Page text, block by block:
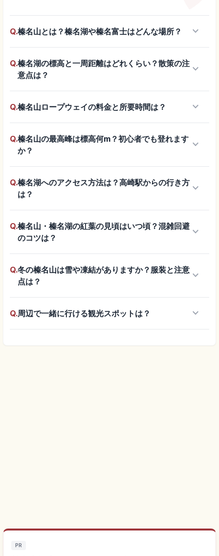
Q.榛名山とは？榛名湖や榛名富士はどんな場所？ keyboard_arrow_down
Q.榛名湖の標高と一周距離はどれくらい？散策の注
意点は？
keyboard_arrow_down
Q.榛名山ロープウェイの料金と所要時間は？ keyboard_arrow_down
Q.榛名山の最高峰は標高何m？初心者でも登れます
か？
keyboard_arrow_down
Q.榛名湖へのアクセス方法は？高崎駅からの行き方
は？
keyboard_arrow_down
Q.榛名山・榛名湖の紅葉の見頃はいつ頃？混雑回避
のコツは？
keyboard_arrow_down
Q.冬の榛名山は雪や凍結がありますか？服装と注意
点は？
keyboard_arrow_down
Q.周辺で一緒に行ける観光スポットは？ keyboard_arrow_down
PR